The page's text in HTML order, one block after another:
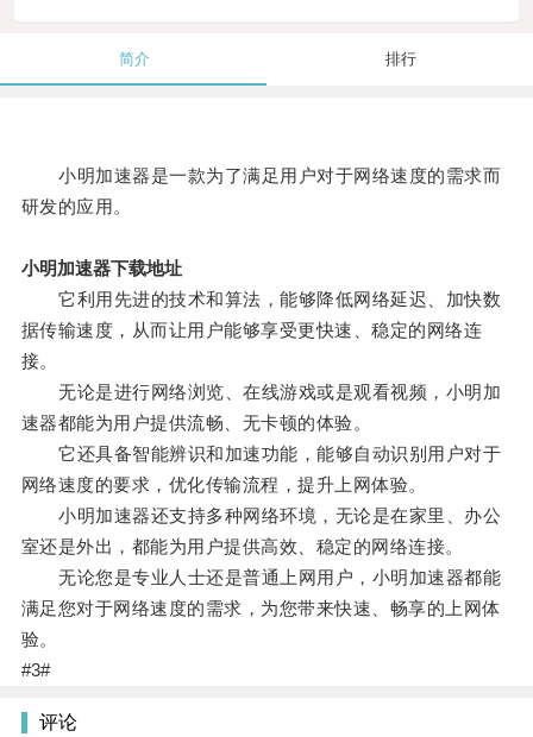
简介 排行
小明加速器是一款为了满足用户对于网络速度的需求而
研发的应用。
小明加速器下载地址
它利用先进的技术和算法，能够降低网络延迟、加快数
据传输速度，从而让用户能够享受更快速、稳定的网络连
接。
无论是进行网络浏览、在线游戏或是观看视频，小明加
速器都能为用户提供流畅、无卡顿的体验。
它还具备智能辨识和加速功能，能够自动识别用户对于
网络速度的要求，优化传输流程，提升上网体验。
小明加速器还支持多种网络环境，无论是在家里、办公
室还是外出，都能为用户提供高效、稳定的网络连接。
无论您是专业人士还是普通上网用户，小明加速器都能
满足您对于网络速度的需求，为您带来快速、畅享的上网体
验。
#3#
评论